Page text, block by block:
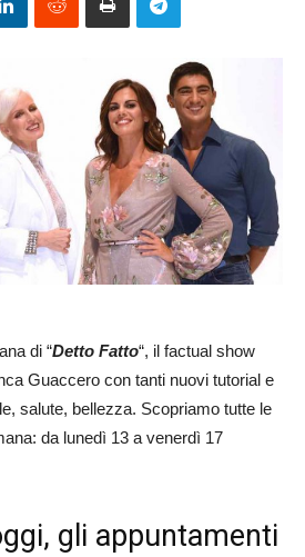
di “Detto Fatto“, il factual show
Guaccero con tanti nuovi tutorial e
salute, bellezza. Scopriamo tutte le
da lunedì 13 a venerdì 17
gli appuntamenti